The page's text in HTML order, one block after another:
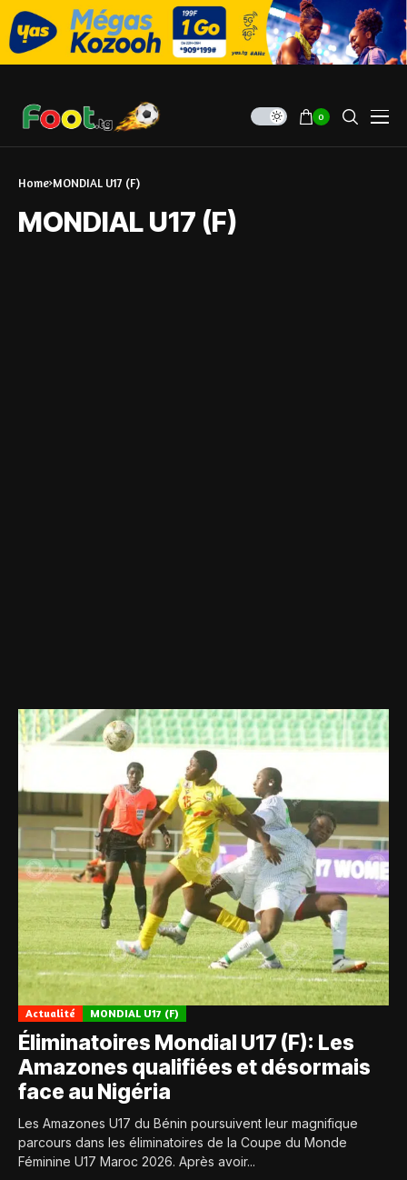
0
Home MONDIAL U17 (F)
MONDIAL U17 (F)
Actualité MONDIAL U17 (F)
Éliminatoires Mondial U17 (F): Les
Amazones qualifiées et désormais
face au Nigéria
Les Amazones U17 du Bénin poursuivent leur magnifique
parcours dans les éliminatoires de la Coupe du Monde
Féminine U17 Maroc 2026. Après avoir...